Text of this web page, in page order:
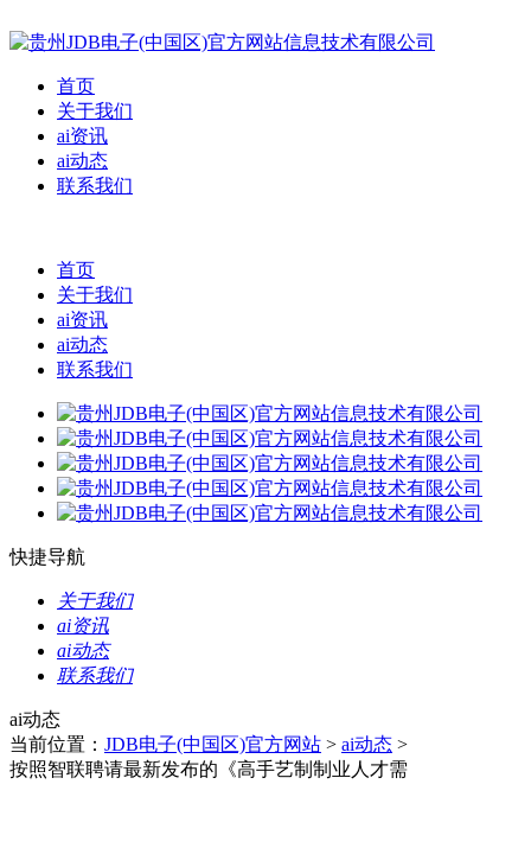
首页
关于我们
ai资讯
ai动态
联系我们
首页
关于我们
ai资讯
ai动态
联系我们
快捷导航
关于我们
ai资讯
ai动态
联系我们
ai动态
当前位置： JDB电子(中国区)官方网站 > ai动态 >
按照智联聘请最新发布的《高手艺制制业人才需